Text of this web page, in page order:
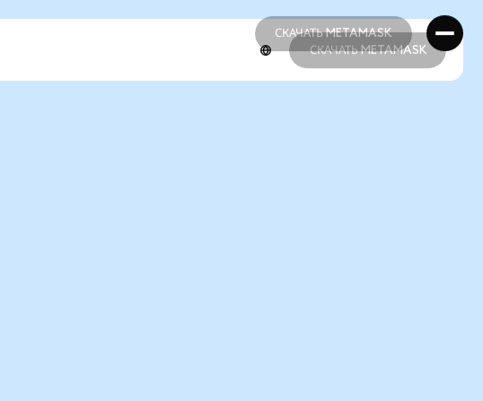
СКАЧАТЬ METAMASK
СКАЧАТЬ METAMASK
СКАЧАТЬ METAMASK